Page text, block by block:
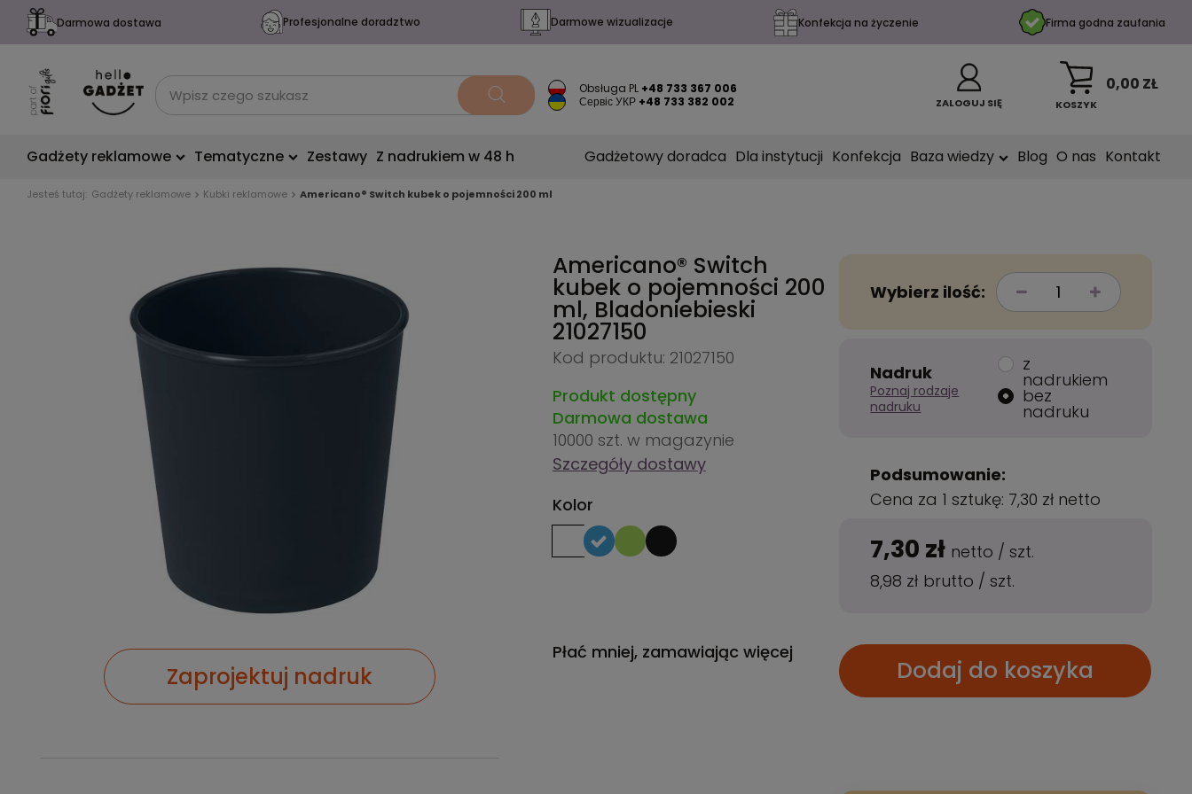
Darmowa dostawa Profesjonalne doradztwo Darmowe wizualizacje Konfekcja na życzenie Firma godna zaufania
Obsługa PL +48 733 367 006
Сервіс УКР +48 733 382 002 ZALOGUJ SIĘ KOSZYK
0,00 ZŁ
Gadżety reklamowe Tematyczne Zestawy Z nadrukiem w 48 h Gadżetowy doradca Dla instytucji Konfekcja Baza wiedzy Blog O nas Kontakt
Jesteś tutaj: Gadżety reklamowe Kubki reklamowe Americano® Switch kubek o pojemności 200 ml
Zaprojektuj nadruk
Americano® Switch
kubek o pojemności 200
ml, Bladoniebieski
21027150
Kod produktu: 21027150
Produkt dostępny
Darmowa dostawa
10000 szt. w magazynie
Szczegóły dostawy
Kolor
Płać mniej, zamawiając więcej
Wybierz ilość:
Nadruk
Poznaj rodzaje
nadruku
z
nadrukiem
bez
nadruku
Podsumowanie:
Cena za 1 sztukę: 7,30 zł netto
7,30 zł netto /szt.
8,98 zł brutto /szt.
Dodaj do koszyka